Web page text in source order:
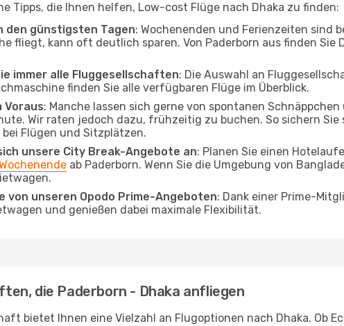
Tipps, die Ihnen helfen, Low-cost Flüge nach Dhaka zu finden:
den günstigsten Tagen: Wochenenden und Ferienzeiten sind
fliegt, kann oft deutlich sparen. Von Paderborn aus finden Sie
immer alle Fluggesellschaften: Die Auswahl an
finden Sie alle verfügbaren Flüge im Überblick.
Voraus: Manche lassen sich gerne von spontanen
Wir raten jedoch dazu, frühzeitig zu buchen. So sichern
Flügen und Sitzplätzen.
unsere City Break-Angebote an: Planen Sie einen
ab Paderborn. Wenn Sie die Umgebung von
von unseren Opodo Prime-Angeboten: Dank einer Prime-
und genießen dabei maximale Flexibilität.
die Paderborn - Dhaka anfliegen
bietet Ihnen eine Vielzahl an Flugoptionen nach Dhaka. Ob